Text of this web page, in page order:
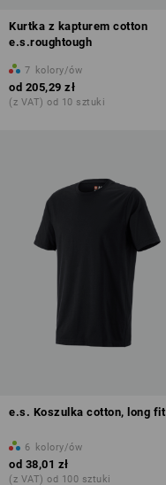
Kurtka z kapturem cotton
e.s.roughtough
7 kolory/ów
od 205,29 zł
(z VAT) od 10 sztuki
e.s. Koszulka cotton, long fit
6 kolory/ów
od 38,01 zł
(z VAT) od 100 sztuki